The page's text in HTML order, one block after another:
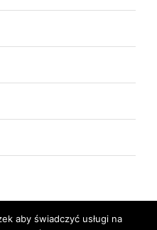
Podatkowi | All Rights
aby świadczyć usługi na